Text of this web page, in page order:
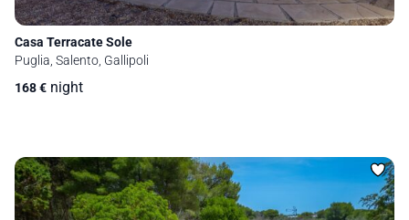
Casa Terracate Sole
Puglia, Salento, Gallipoli
168€ night